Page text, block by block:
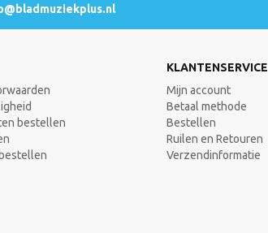
bestellen
KLANTENSERVICE
Mijn account
Betaal methode
Bestellen
Ruilen en Retouren
Verzendinformatie